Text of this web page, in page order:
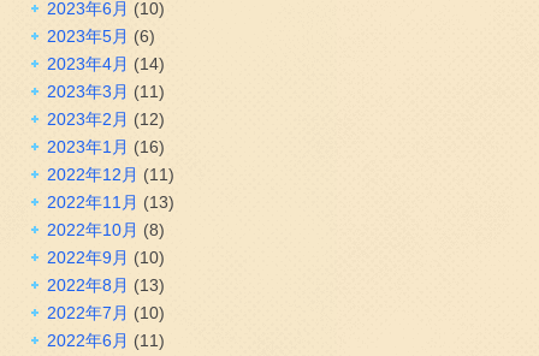
2023年6月 (10)
2023年5月 (6)
2023年4月 (14)
2023年3月 (11)
2023年2月 (12)
2023年1月 (16)
2022年12月 (11)
2022年11月 (13)
2022年10月 (8)
2022年9月 (10)
2022年8月 (13)
2022年7月 (10)
2022年6月 (11)